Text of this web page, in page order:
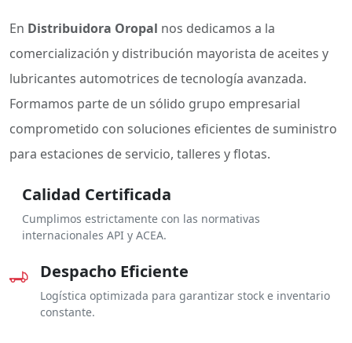
En Distribuidora Oropal nos dedicamos a la
comercialización y distribución mayorista de aceites y
lubricantes automotrices de tecnología avanzada.
Formamos parte de un sólido grupo empresarial
comprometido con soluciones eficientes de suministro
para estaciones de servicio, talleres y flotas.
Calidad Certificada
Cumplimos estrictamente con las normativas
internacionales API y ACEA.
Despacho Eficiente
Logística optimizada para garantizar stock e inventario
constante.